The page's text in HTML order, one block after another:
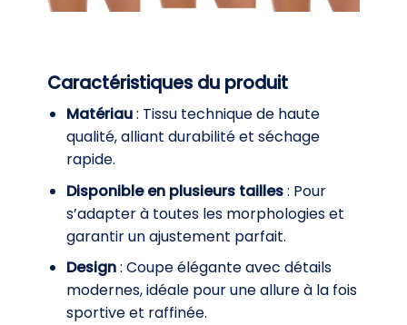
Caractéristiques du produit
Matériau: Tissu technique de haute
qualité, alliant durabilité et séchage
rapide.
Disponible en plusieurs tailles: Pour
s’adapter à toutes les morphologies et
garantir un ajustement parfait.
Design: Coupe élégante avec détails
modernes, idéale pour une allure à la fois
sportive et raffinée.